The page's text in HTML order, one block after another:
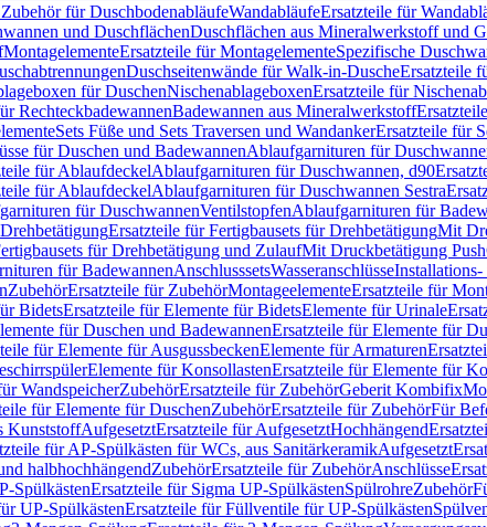
für DuschbodenabläufeWandabläufeErsatzteile für
und DuschflächenDuschflächen aus Mineralwerkstoff und
MontagelementeErsatzteile für MontagelementeSpezifische
Duschseitenwände für Walk-in-DuscheErsatzteile
für DuschenNischenablageboxenErsatzteile für
RechteckbadewannenBadewannen aus Mineralwerkstoff
Sets Füße und Sets Traversen und WandankerErsatzteile für
für Duschen und BadewannenAblaufgarnituren für
für AblaufdeckelAblaufgarnituren für Duschwannen, d90
für AblaufdeckelAblaufgarnituren für Duschwannen Sestra
für DuschwannenVentilstopfenAblaufgarnituren für
Ersatzteile für Fertigbausets für DrehbetätigungMit
für Drehbetätigung und ZulaufMit Druckbetätigung
für BadewannenAnschlusssetsWasseranschlüsseInstallations-
ZubehörErsatzteile für ZubehörMontageelementeErsatzteile für
BidetsErsatzteile für Elemente für BidetsElemente für Urinale
für Duschen und BadewannenErsatzteile für Elemente für
für Elemente für AusgussbeckenElemente für Armaturen
Elemente für KonsollastenErsatzteile für Elemente für
WandspeicherZubehörErsatzteile für ZubehörGeberit Kombifix
für Elemente für DuschenZubehörErsatzteile für ZubehörFür
KunststoffAufgesetztErsatzteile für AufgesetztHochhängend
für AP-Spülkästen für WCs, aus SanitärkeramikAufgesetzt
halbhochhängendZubehörErsatzteile für ZubehörAnschlüsse
SpülkästenErsatzteile für Sigma UP-SpülkästenSpülrohreZubehör
UP-SpülkästenErsatzteile für Füllventile für UP-Spülkästen